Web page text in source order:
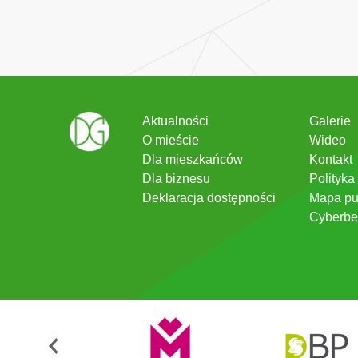
Aktualności
O mieście
Dla mieszkańców
Dla biznesu
Deklaracja dostępności
Galerie
Wideo
Kontakt
Mapa